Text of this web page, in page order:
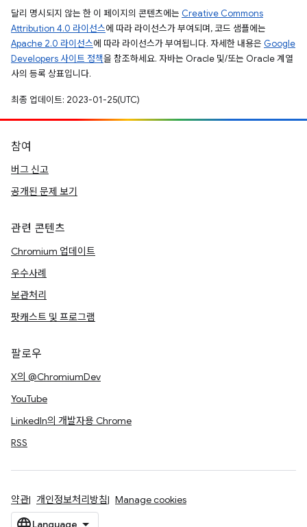
달리 명시되지 않는 한 이 페이지의 콘텐츠에는 Creative Commons
Attribution 4.0 라이선스에 따라 라이선스가 부여되며, 코드 샘플에는
Apache 2.0 라이선스에 따라 라이선스가 부여됩니다. 자세한 내용은 Google
Developers 사이트 정책을 참조하세요. 자바는 Oracle 및/또는 Oracle 계열
사의 등록 상표입니다.
최종 업데이트: 2023-01-25(UTC)
참여
버그 신고
공개된 문제 보기
관련 콘텐츠
Chromium 업데이트
우수사례
보관처리
팟캐스트 및 프로그램
팔로우
X의 @ChromiumDev
YouTube
LinkedIn의 개발자용 Chrome
RSS
약관 개인정보처리방침 Manage cookies